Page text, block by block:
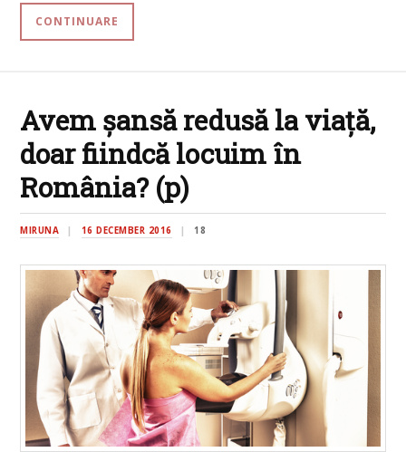
CONTINUARE
Avem șansă redusă la viață,
doar fiindcă locuim în
România? (p)
MIRUNA 16 DECEMBER 2016 18